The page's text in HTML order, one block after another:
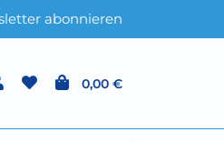
abonnieren
0,00 €